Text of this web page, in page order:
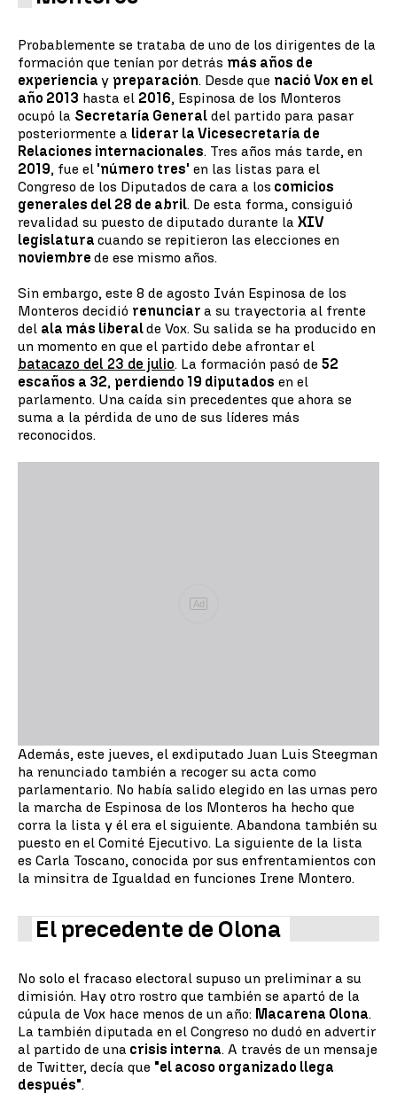
Probablemente se trataba de uno de los dirigentes de la
formación que tenían por detrás más años de
experiencia y preparación. Desde que nació Vox en el
año 2013 hasta el 2016, Espinosa de los Monteros
ocupó la Secretaría General del partido para pasar
posteriormente a liderar la Vicesecretaría de
Relaciones internacionales. Tres años más tarde, en
2019, fue el 'número tres' en las listas para el
Congreso de los Diputados de cara a los comicios
generales del 28 de abril. De esta forma, consiguió
revalidad su puesto de diputado durante la XIV
legislatura cuando se repitieron las elecciones en
noviembre de ese mismo años.
Sin embargo, este 8 de agosto Iván Espinosa de los
Monteros decidió renunciar a su trayectoria al frente
del ala más liberalde Vox. Su salida se ha producido en
un momento en que el partido debe afrontar el
batacazo del 23 de julio. La formación pasó de 52
escaños a 32, perdiendo 19 diputados en el
parlamento. Una caída sin precedentes que ahora se
suma a la pérdida de uno de sus líderes más
reconocidos.
Ad
Además, este jueves, el exdiputado Juan Luis Steegman
ha renunciado también a recoger su acta como
parlamentario. No había salido elegido en las urnas pero
la marcha de Espinosa de los Monteros ha hecho que
corra la lista y él era el siguiente. Abandona también su
puesto en el Comité Ejecutivo. La siguiente de la lista
es Carla Toscano, conocida por sus enfrentamientos con
la minsitra de Igualdad en funciones Irene Montero.
El precedente de Olona
No solo el fracaso electoral supuso un preliminar a su
dimisión. Hay otro rostro que también se apartó de la
cúpula de Vox hace menos de un año: Macarena Olona.
La también diputada en el Congreso no dudó en advertir
al partido de una crisis interna. A través de un mensaje
de Twitter, decía que "el acoso organizado llega
después".